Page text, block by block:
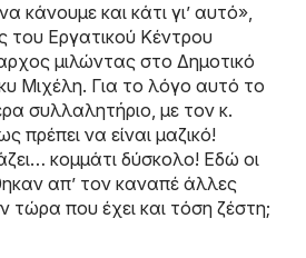
κάνουμε και κάτι γι’ αυτό»,
του Εργατικού Κέντρου
μιλώντας στο Δημοτικό
Μιχέλη. Για το λόγο αυτό το
συλλαλητήριο, με τον κ.
πρέπει να είναι μαζικό!
κομμάτι δύσκολο! Εδώ οι
απ’ τον καναπέ άλλες
τώρα που έχει και τόση ζέστη;